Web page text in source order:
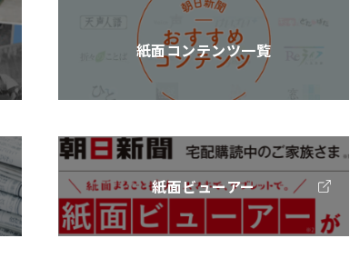
紙面コンテンツ一覧
紙面ビューアー